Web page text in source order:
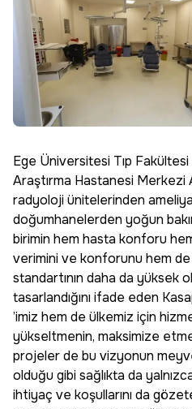
Ege Üniversitesi Tıp
Araştırma Hastanesi Merkezi
radyoloji ünitelerinden
doğumhanelerden yoğun
birimin hem hasta konforu
verimini ve konforunu hem
standartının daha da yüksek
tasarlandığını ifade eden
’imiz hem de ülkemiz için
yükseltmenin, maksimize
projeler de bu vizyonun
olduğu gibi sağlıkta da
ihtiyaç ve koşullarını da